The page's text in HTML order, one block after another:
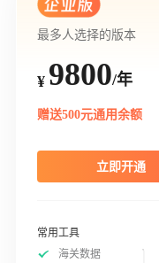
最多人选择的版本
¥ 9800/年
赠送500元通用余额
立即开通
常用工具
海关数据